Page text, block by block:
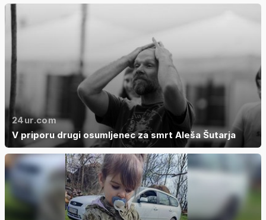
24ur.com
V priporu drugi osumljenec za smrt Aleša Šutarja